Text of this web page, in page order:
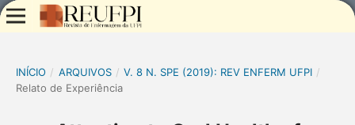
INÍCIO / ARQUIVOS / V. 8 N. SPE (2019): REV ENFERM UFPI /
Relato de Experiência